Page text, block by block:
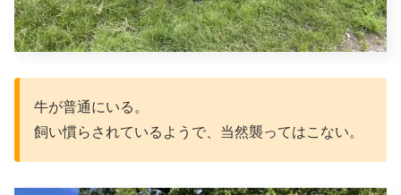
牛が普通にいる。
飼い慣らされているようで、当然襲ってはこない。